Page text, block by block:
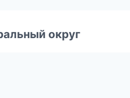
округ